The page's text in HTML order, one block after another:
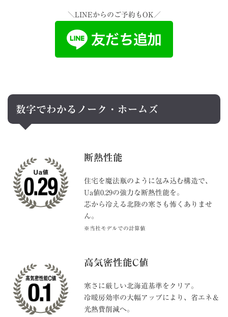
＼LINEからのご予約もOK／
数字でわかるノーク・ホームズ
断熱性能
住宅を魔法瓶のように包み込む構造で、
Ua値0.29の強力な断熱性能を。
芯から冷える北陸の寒さも怖くありませ
ん。
※当社モデルでの計算値
高気密性能C値
寒さに厳しい北海道基準をクリア。
冷暖房効率の大幅アップにより、省エネ＆
光熱費削減へ。